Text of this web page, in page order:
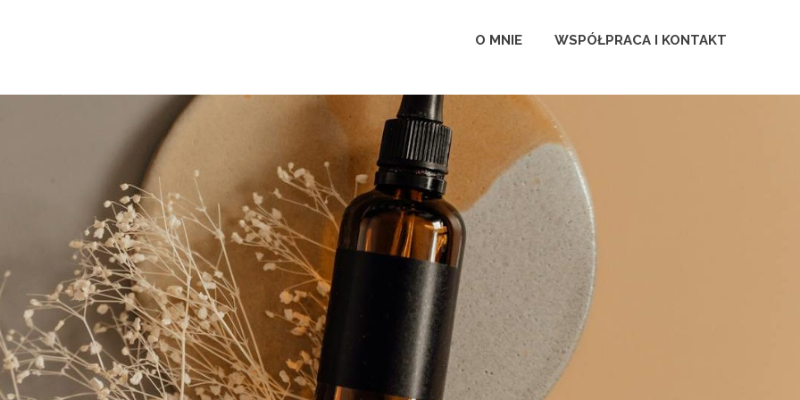
O MNIE WSPÓŁPRACA I KONTAKT